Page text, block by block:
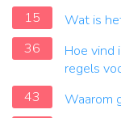
15
Wat is
36
Hoe vind
regels
43
Waarom